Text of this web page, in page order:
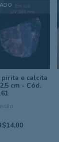
e calcita
cm - Cód.